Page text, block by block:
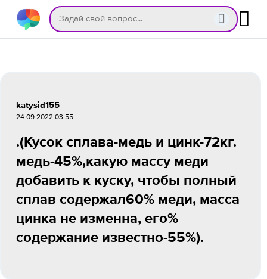
katysid155
24.09.2022 03:55
.(Кусок сплава-медь и цинк-72кг.
медь-45%,какую массу меди
добавить к куску, чтобы полный
сплав содержал60% меди, масса
цинка не изменна, его%
содержание известно-55%).